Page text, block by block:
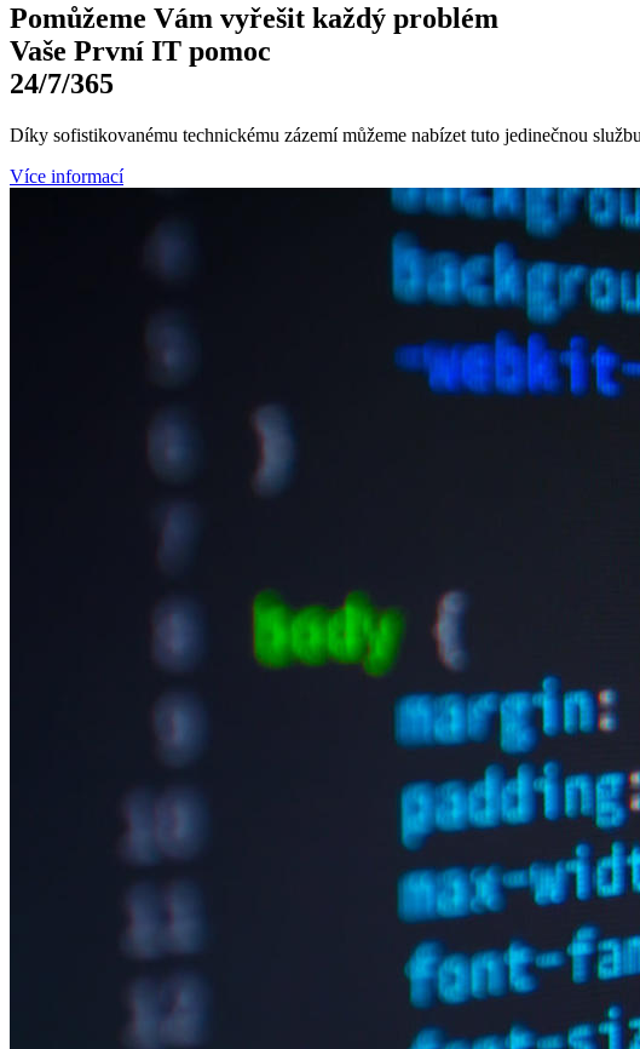
Pomůžeme Vámvyřešit každý problém
Vaše PrvníIT pomoc
24/7/365
Díky sofistikovanému technickému zázemí můžeme nabízet tuto jedinečnou službu.
Více informací